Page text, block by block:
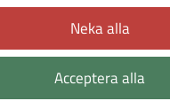
IntegritetspolicyNeka alla
Acceptera alla
bra som
möjligt
ditt